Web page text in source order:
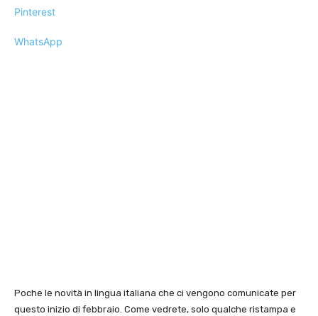
Pinterest
WhatsApp
Poche le novità in lingua italiana che ci vengono comunicate per
questo inizio di febbraio. Come vedrete, solo qualche ristampa e